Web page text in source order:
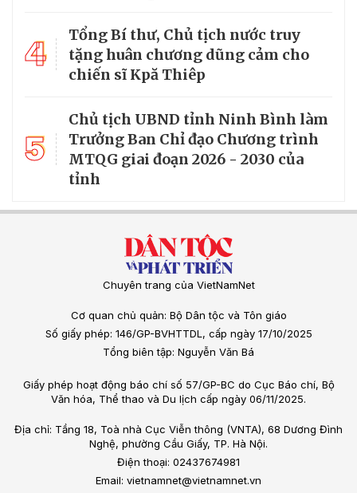
4
Tổng Bí thư, Chủ tịch nước truy
tặng huân chương dũng cảm cho
chiến sĩ Kpă Thiêp
5
Chủ tịch UBND tỉnh Ninh Bình làm
Trưởng Ban Chỉ đạo Chương trình
MTQG giai đoạn 2026 - 2030 của
tỉnh
Chuyên trang của VietNamNet
Cơ quan chủ quản: Bộ Dân tộc và Tôn giáo
Số giấy phép: 146/GP-BVHTTDL, cấp ngày 17/10/2025
Tổng biên tập: Nguyễn Văn Bá
Giấy phép hoạt động báo chí số 57/GP-BC do Cục Báo chí, Bộ
Văn hóa, Thể thao và Du lịch cấp ngày 06/11/2025.
Địa chỉ: Tầng 18, Toà nhà Cục Viễn thông (VNTA), 68 Dương Đình
Nghệ, phường Cầu Giấy, TP. Hà Nội.
Điện thoại: 02437674981
Email: vietnamnet@vietnamnet.vn